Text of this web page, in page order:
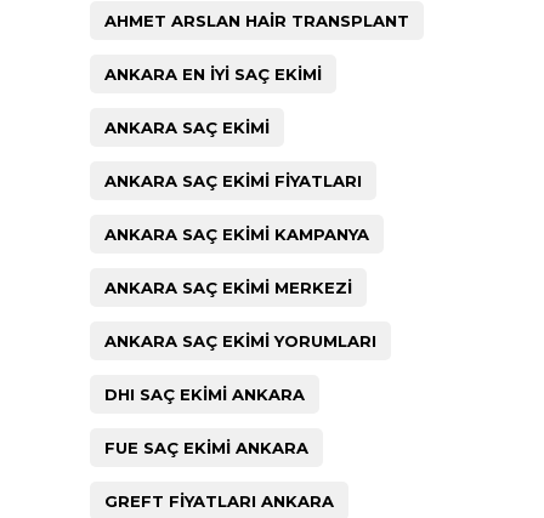
AHMET ARSLAN HAIR TRANSPLANT
ANKARA EN IYI SAÇ EKIMI
ANKARA SAÇ EKIMI
ANKARA SAÇ EKIMI FIYATLARI
ANKARA SAÇ EKIMI KAMPANYA
ANKARA SAÇ EKIMI MERKEZI
ANKARA SAÇ EKIMI YORUMLARI
DHI SAÇ EKIMI ANKARA
FUE SAÇ EKIMI ANKARA
GREFT FIYATLARI ANKARA